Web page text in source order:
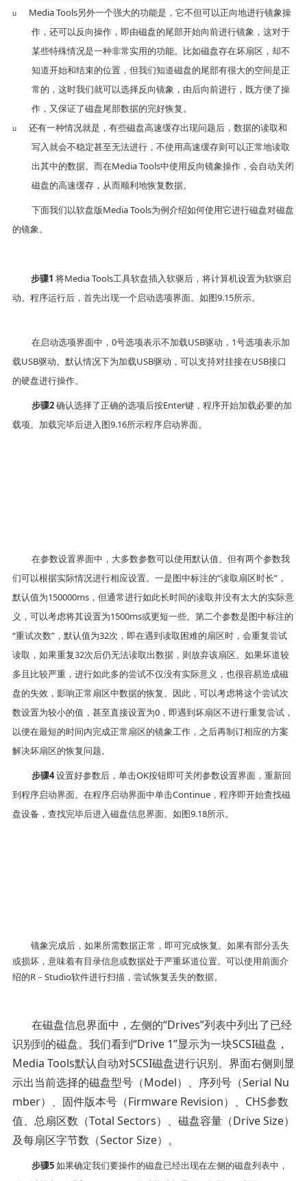
u Media Tools另外一个强大的功能是，它不但可以正向地进行镜象操
作，还可以反向操作，即由磁盘的尾部开始向前进行镜象，这对于
某些特殊情况是一种非常实用的功能。比如磁盘存在坏扇区，却不
知道开始和结束的位置，但我们知道磁盘的尾部有很大的空间是正
常的，这时我们就可以选择反向镜象，由后向前进行，既方便了操
作，又保证了磁盘尾部数据的完好恢复。
u
还有一种情况就是，有些磁盘高速缓存出现问题后，数据的读取和
写入就会不稳定甚至无法进行，不使用高速缓存则可以正常地读取
出其中的数据。而在Media Tools中使用反向镜象操作，会自动关闭
磁盘的高速缓存，从而顺利地恢复数据。
下面我们以软盘版Media Tools为例介绍如何使用它进行磁盘对磁盘
的镜象。
步骤1将Media Tools工具软盘插入软驱后，将计算机设置为软驱启
动。程序运行后，首先出现一个启动选项界面。如图9.15所示。
在启动选项界面中， 0号选项表示不加载USB驱动， 1号选项表示加
载USB驱动。默认情况下为加载USB驱动，可以支持对挂接在USB接口
的硬盘进行操作。
步骤2确认选择了正确的选项后按Enter键，程序开始加载必要的加
载项。加载完毕后进入图9.16所示程序启动界面。
在参数设置界面中，大多数参数可以使用默认值。但有两个参数我
们可以根据实际情况进行相应设置。一是图中标注的“读取扇区时长”，
默认值为150000ms，但通常进行如此长时间的读取并没有太大的实际意
义，可以考虑将其设置为1500ms或更短一些。第二个参数是图中标注的
“重试次数”，默认值为32次，即在遇到读取困难的扇区时，会重复尝试
读取，如果重复32次后仍无法读取出数据，则放弃该扇区。如果坏道较
多且比较严重，进行如此多的尝试不仅没有实际意义，也很容易造成磁
盘的失效，影响正常扇区中数据的恢复。因此，可以考虑将这个尝试次
数设置为较小的值，甚至直接设置为0，即遇到坏扇区不进行重复尝试，
以便在最短的时间内完成正常扇区的镜象工作，之后再制订相应的方案
解决坏扇区的恢复问题。
步骤4设置好参数后，单击OK按钮即可关闭参数设置界面，重新回
到程序启动界面。在程序启动界面中单击Continue，程序即开始查找磁
盘设备，查找完毕后进入磁盘信息界面。如图9.18所示。
镜象完成后，如果所需数据正常，即可完成恢复。如果有部分丢失
或损坏，意味着有目录信息或数据处于严重坏道位置。可以使用前面介
绍的R－Studio软件进行扫描，尝试恢复丢失的数据。
在磁盘信息界面中，左侧的“Drives”列表中列出了已经
识别到的磁盘。我们看到“Drive 1”显示为一块SCSI磁盘，
Media Tools默认自动对SCSI磁盘进行识别。界面右侧则显
示出当前选择的磁盘型号（Model）、序列号（Serial Nu
mber）、固件版本号（Firmware Revision）、 CHS参数
值、总扇区数（Total Sectors）、磁盘容量（Drive Size）
及每扇区字节数（Sector Size）。
步骤5如果确定我们要操作的磁盘已经出现在左侧的磁盘列表中，